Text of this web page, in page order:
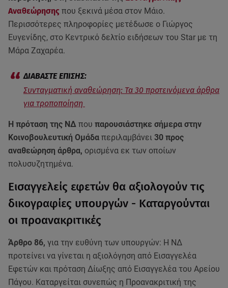
Αναθεώρησης που ξεκινά μέσα στον Μάιο.
Περισσότερες πληροφορίες μετέδωσε ο Γιώργος
Ευγενίδης, στο Κεντρικό δελτίο ειδήσεων του Star με τη
Μάρα Ζαχαρέα.
Συνταγματική αναθεώρηση: Τα 30 προτεινόμενα άρθρα
για τροποποίηση
Η πρόταση της ΝΔ που παρουσιάστηκε σήμερα στην
Κοινοβουλευτική Ομάδα περιλαμβάνει 30 προς
αναθεώρηση άρθρα, ορισμένα εκ των οποίων
πολυσυζητημένα.
Εισαγγελείς εφετών θα αξιολογούν τις
δικογραφίες υπουργών - Καταργούνται
οι προανακριτικές
Άρθρο 86, για την ευθύνη των υπουργών: Η ΝΔ
προτείνει να γίνεται η αξιολόγηση από Εισαγγελέα
Εφετών και πρόταση Δίωξης από Εισαγγελέα του Αρείου
Πάγου. Καταργείται συνεπώς η Προανακριτική της